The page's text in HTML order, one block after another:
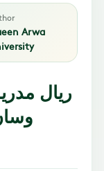
Arwa
ريال